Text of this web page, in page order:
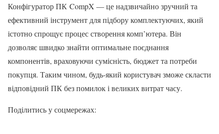
Конфігуратор ПК CompX — це надзвичайно зручний та
ефективний інструмент для підбору комплектуючих, який
істотно спрощує процес створення комп’ютера. Він
дозволяє швидко знайти оптимальне поєднання
компонентів, враховуючи сумісність, бюджет та потреби
покупця. Таким чином, будь-який користувач зможе скласти
відповідний ПК без помилок і великих витрат часу.
Поділитись у соцмережах: